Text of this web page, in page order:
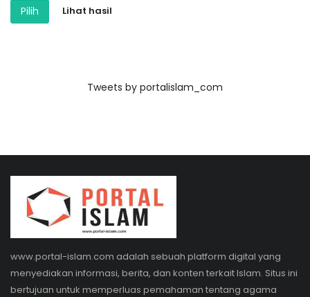
Pilih Lihat hasil
Tweets by portalislam_com
www.portal-islam.com adalah sebuah platform digital yang
menyediakan informasi, berita, dan konten terkait Islam. Situs ini
bertujuan untuk memperluas pemahaman tentang agama